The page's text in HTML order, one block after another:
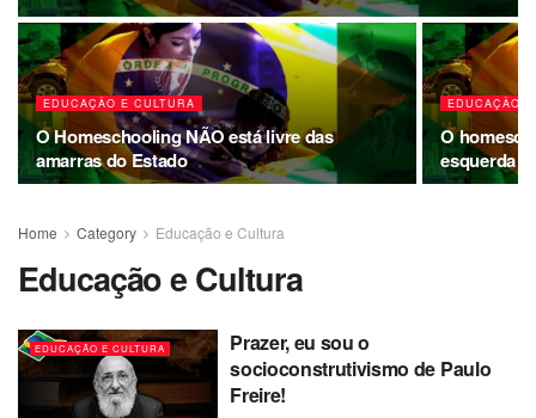
EDUCAÇÃO E CULTURA
O Homeschooling NÃO está livre das
amarras do Estado
EDUCAÇÃO
O
esquerda
Home Category Educação e Cultura
Educação e Cultura
EDUCAÇÃO E CULTURA
Prazer, eu sou o
socioconstrutivismo de Paulo
Freire!